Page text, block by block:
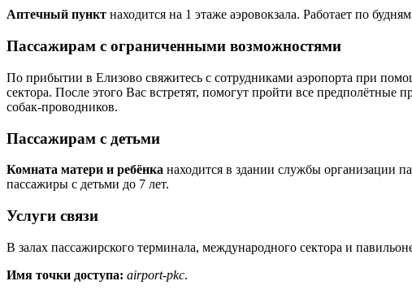
Аптечный пункт находится на 1 этаже аэровокзала. Работает по
Пассажирам с ограниченными возможностями
По прибытии в Елизово свяжитесь с сотрудниками аэропорта при
сектора. После этого Вас встретят, помогут пройти все предполётные
собак-проводников.
Пассажирам с детьми
Комната матери и ребёнка находится в здании службы организации
пассажиры с детьми до 7 лет.
Услуги связи
В залах пассажирского терминала, международного сектора и
Имя точки доступа: airport-pkc.